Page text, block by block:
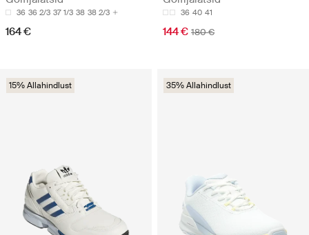
36 36 2/3 37 1/3 38 38 2/3
164 €
36 40 41
144 € 180 €
15% Allahindlust 35% Allahindlust